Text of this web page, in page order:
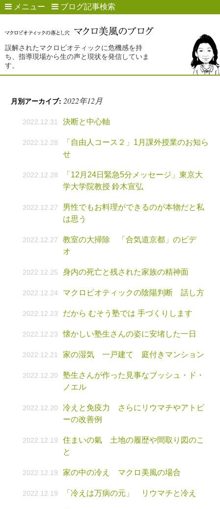
メニュー ブログ記事検索
誤解されたマクロビオティックに危機感を持
ち、指導現場から生の声と現状を発信していま
す。
月別アーカイブ:2022年12月
2022.12.31 決断と中心軸
2022.12.28
「自由人コース２」1月課外授業のお知ら
せ
2022.12.28
「12月24日緊急5分メッセージ」東京大
学大学院教授 鈴木宣弘
2022.12.27
男性でもお料理ができるのが本物だと私
は思う
2022.12.27
教室の大掃除 「合気道京都」のビデ
オ
2022.12.25 身内の死亡と残された家族の精神面
2022.12.24 マクロビオティックの陰陽判断 話し方
2022.12.23 だから むそう塾では 手づくりします
2022.12.23 懐かしい塾生さんの姿に安堵した一日
2022.12.21 家の湿気 一戸建て 庭付きマンション
2022.12.20
塾生さんが作った見事なブッシュ・ド・
ノエル
2022.12.20
冷えと免疫力 さらにリウマチやアトピ
ーの改善例
2022.12.19
住まいの氣 土地の履歴や間取り図のこ
と
2022.12.19 家の中の冷え マクロ美風の場合
2022.12.19 「冷えは万病の元」 リウマチと冷え